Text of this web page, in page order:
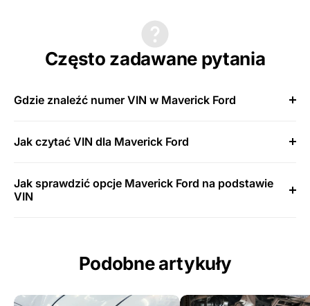
Często zadawane pytania
Gdzie znaleźć numer VIN w Maverick Ford
Jak czytać VIN dla Maverick Ford
Jak sprawdzić opcje Maverick Ford na podstawie
VIN
Podobne artykuły